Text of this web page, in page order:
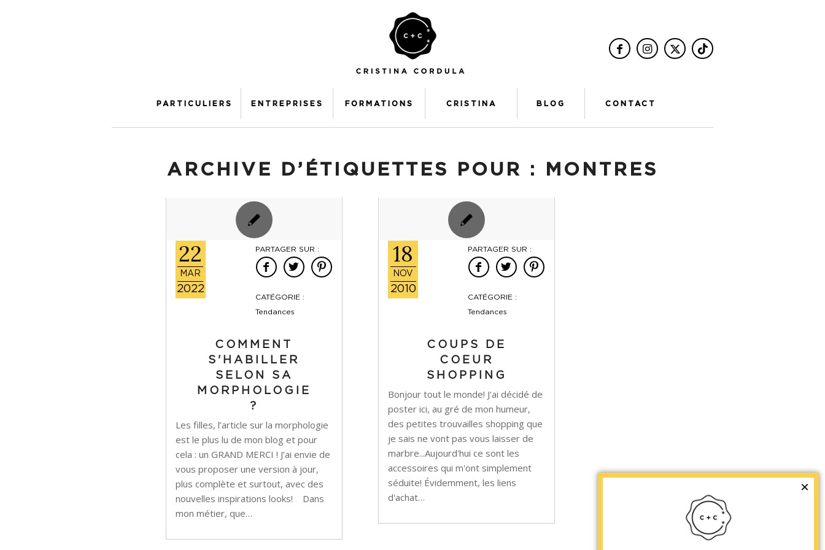
PARTICULIERS ENTREPRISES FORMATIONS CRISTINA BLOG CONTACT
ARCHIVE D’ÉTIQUETTES POUR : MONTRES
22
MAR
2022
PARTAGER SUR :
CATÉGORIE :
Tendances
COMMENT
S'HABILLER
SELON SA
MORPHOLOGIE
?
Les filles, l’article sur la morphologie
est le plus lu de mon blog et pour
cela : un GRAND MERCI ! J’ai envie de
vous proposer une version à jour,
plus complète et surtout, avec des
nouvelles inspirations looks! Dans
mon métier, que…
18
NOV
2010
PARTAGER SUR :
CATÉGORIE :
Tendances
COUPS DE
COEUR
SHOPPING
Bonjour tout le monde! J'ai décidé de
poster ici, au gré de mon humeur,
des petites trouvailles shopping que
je sais ne vont pas vous laisser de
marbre...Aujourd'hui ce sont les
accessoires qui m'ont simplement
séduite! Évidemment, les liens
d'achat…